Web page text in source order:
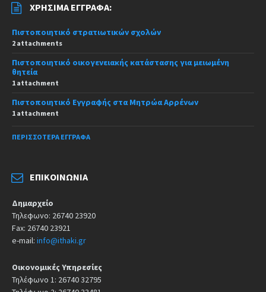
ΧΡΉΣΙΜΑ ΈΓΓΡΑΦΑ:
Πιστοποιητικό στρατιωτικών σχολών
2 attachments
Πιστοποιητικό οικογενειακής κατάστασης για μειωμένη
θητεία
1 attachment
Πιστοποιητικό Εγγραφής στα Μητρώα Αρρένων
1 attachment
ΠΕΡΙΣΣΌΤΕΡΑ ΈΓΓΡΑΦΑ
ΕΠΙΚΟΙΝΩΝΊΑ
Δημαρχείο
Τηλεφωνο: 26740 23920
Fax: 26740 23921
e-mail: info@ithaki.gr
Οικονομικές Υπηρεσίες
Τηλέφωνο 1: 26740 32795